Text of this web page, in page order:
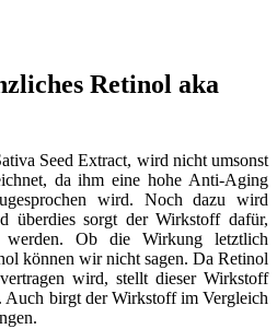
Retinol aka
Seed Extract, wird nicht umsonst
da ihm eine hohe Anti-Aging
wird. Noch dazu wird
überdies sorgt der Wirkstoff dafür,
werden. Ob die Wirkung letztlich
können wir nicht sagen. Da Retinol
wird, stellt dieser Wirkstoff
Auch birgt der Wirkstoff im Vergleich